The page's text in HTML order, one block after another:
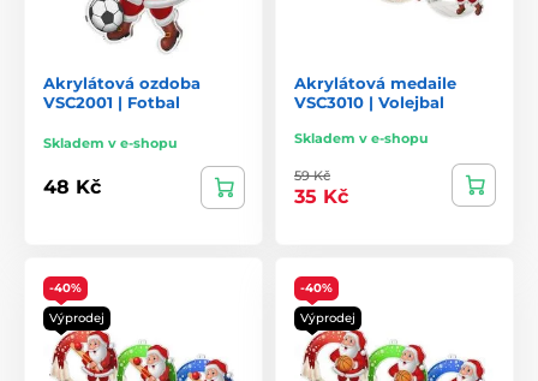
Akrylátová ozdoba
VSC2001 | Fotbal
Skladem v e-shopu
48 Kč
Akrylátová medaile
VSC3010 | Volejbal
Skladem v e-shopu
59 Kč
35 Kč
-40%
Výprodej
-40%
Výprodej